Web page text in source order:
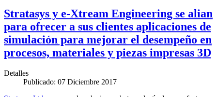
Stratasys y e-Xtream Engineering se alian
para ofrecer a sus clientes aplicaciones de
simulación para mejorar el desempeño en
procesos, materiales y piezas impresas 3D
Detalles
Publicado: 07 Diciembre 2017